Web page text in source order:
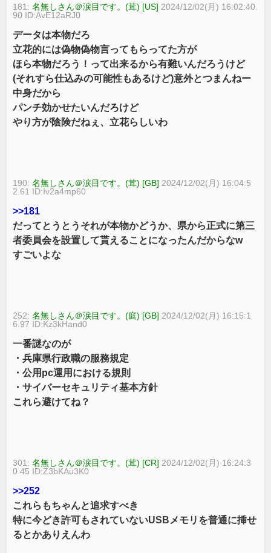
181:名無しさん＠涙目です。(茸) [US] 2024/12/02(月) 16:02:40.
90 ID:AvE12aRJ0
データは本物だろ
立花的には偽物偽物言ってもらってた方が
ほら本物だろう！って出来るから有難いんだろうけど
(それすら仕込みの可能性もあるけど)意外とつまんねー
中身だから
パンチ効かせたいんだろけど
やり方が陰険だねぇ、立花らしいわ
190:名無しさん＠涙目です。(茸) [GB] 2024/12/02(月) 16:04:5
2.61 ID:Iv2a4mp60
>>181
だってとうとうそれが本物かどうか、県から正式に第三
者委員会を設置して貰えることになったんだからなw
すごいよな
252:名無しさん＠涙目です。(庭) [GB] 2024/12/02(月) 16:15:1
6.97 ID:Kz3kHand0
一番謎なのが
・兵庫県行政職の服務規定
・公用pc運用における規則
・サイバーセキュリティ基本方針
これら避けてね？
301:名無しさん＠涙目です。(茸) [CR] 2024/12/02(月) 16:24:3
0.45 ID:Z3bKAu3K0
>>252
これらもちゃんと追求すべき
特に今どき許可もされていないUSBメモリを普通に挿せ
るとかありえんわ